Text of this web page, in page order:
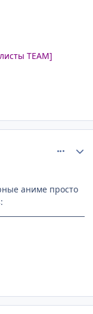
TEAM]
аниме просто